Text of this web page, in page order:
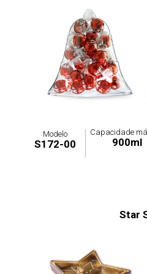
Modelo
S172-00
Capacidade
900ml
Star